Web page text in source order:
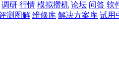
调研 行情 模拟攒机 论坛 问答 软
测图解 维修库 解决方案库 试用